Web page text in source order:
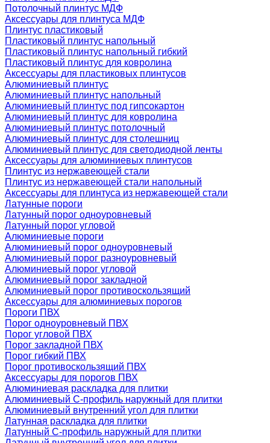
Потолочный плинтус МДФ
Аксессуары для плинтуса МДФ
Плинтус пластиковый
Пластиковый плинтус напольный
Пластиковый плинтус напольный гибкий
Пластиковый плинтус для ковролина
Аксессуары для пластиковых плинтусов
Алюминиевый плинтус
Алюминиевый плинтус напольный
Алюминиевый плинтус под гипсокартон
Алюминиевый плинтус для ковролина
Алюминиевый плинтус потолочный
Алюминиевый плинтус для столешниц
Алюминиевый плинтус для светодиодной ленты
Аксессуары для алюминиевых плинтусов
Плинтус из нержавеющей стали
Плинтус из нержавеющей стали напольный
Аксессуары для плинтуса из нержавеющей стали
Латунные пороги
Латунный порог одноуровневый
Латунный порог угловой
Алюминиевые пороги
Алюминиевый порог одноуровневый
Алюминиевый порог разноуровневый
Алюминиевый порог угловой
Алюминиевый порог закладной
Алюминиевый порог противоскользящий
Аксессуары для алюминиевых порогов
Пороги ПВХ
Порог одноуровневый ПВХ
Порог угловой ПВХ
Порог закладной ПВХ
Порог гибкий ПВХ
Порог противоскользящий ПВХ
Аксессуары для порогов ПВХ
Алюминиевая раскладка для плитки
Алюминиевый С-профиль наружный для плитки
Алюминиевый внутренний угол для плитки
Латунная раскладка для плитки
Латунный С-профиль наружный для плитки